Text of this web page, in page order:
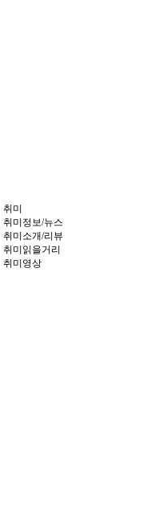
취미
취미정보/뉴스
취미소개/리뷰
취미읽을거리
취미영상